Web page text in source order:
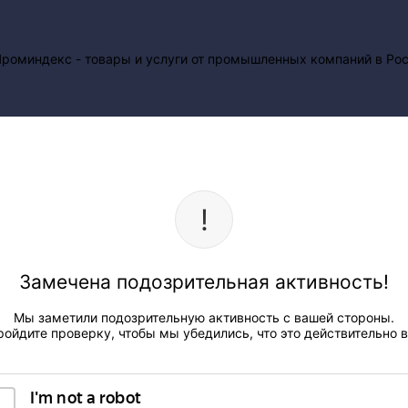
Замечена подозрительная активность!
Мы заметили подозрительную активность с вашей стороны.
проверку, чтобы мы убедились, что это действительно